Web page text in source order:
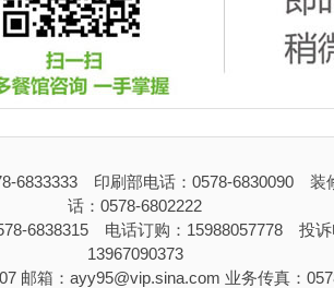
6833333 印刷部电话：0578-6830090 装
话：0578-6802222
6838315 电话订购：15988057778 投
13967090373
邮箱：ayy95@vip.sina.com 业务传真：